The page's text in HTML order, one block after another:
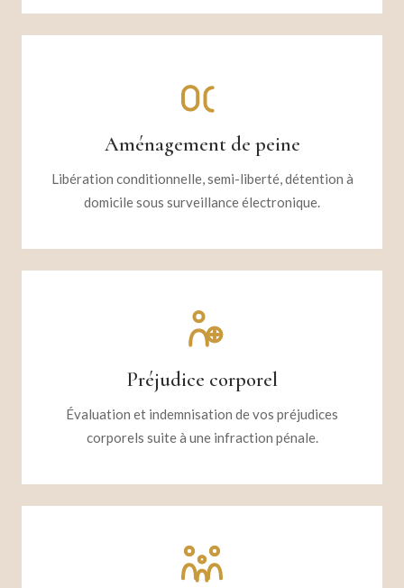
Aménagement de peine
Libération conditionnelle, semi-liberté, détention à
domicile sous surveillance électronique.
Préjudice corporel
Évaluation et indemnisation de vos préjudices
corporels suite à une infraction pénale.